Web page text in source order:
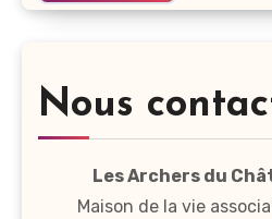
Nous
Les Archers du
Maison de la vie